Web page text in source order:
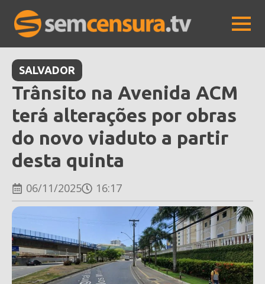
SALVADOR
Trânsito na Avenida ACM
terá alterações por obras
do novo viaduto a partir
desta quinta
06/11/2025 16:17